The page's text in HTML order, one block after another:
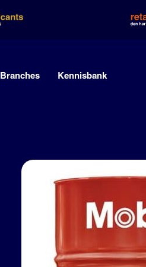
Branches Kennisbank